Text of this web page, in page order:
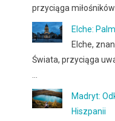
przyciąga miłośników
Elche:
Elche,
Świata, przyciąga
Madryt:
Hiszpanii